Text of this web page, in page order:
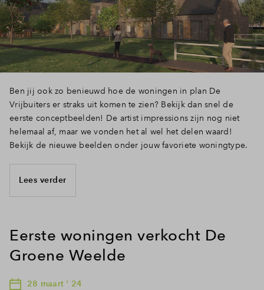
Ben jij ook zo benieuwd hoe de woningen in plan De
Vrijbuiters er straks uit komen te zien? Bekijk dan snel de
eerste conceptbeelden! De artist impressions zijn nog niet
helemaal af, maar we vonden het al wel het delen waard!
Bekijk de nieuwe beelden onder jouw favoriete woningtype.
Lees verder
Eerste woningen verkocht De
Groene Weelde
28 maart ' 24